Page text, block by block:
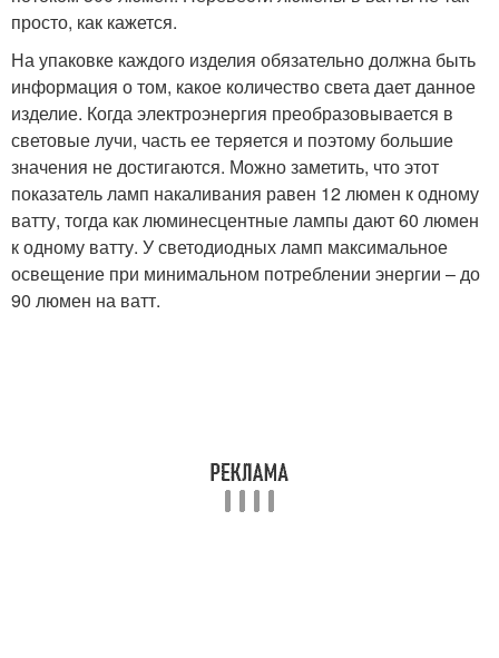
просто, как кажется.
На упаковке каждого изделия обязательно должна быть
информация о том, какое количество света дает данное
изделие. Когда электроэнергия преобразовывается в
световые лучи, часть ее теряется и поэтому большие
значения не достигаются. Можно заметить, что этот
показатель ламп накаливания равен 12 люмен к одному
ватту, тогда как люминесцентные лампы дают 60 люмен
к одному ватту. У светодиодных ламп максимальное
освещение при минимальном потреблении энергии – до
90 люмен на ватт.